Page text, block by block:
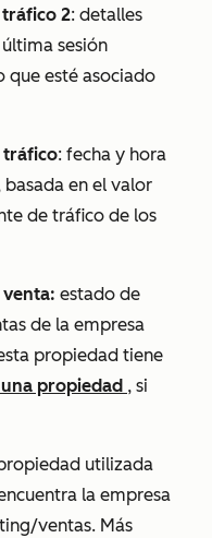
2: detalles
sesión
que esté asociado
tráfico: fecha y hora
en el valor
de tráfico de los
estado de
de la empresa
propiedad tiene
propiedad , si
utilizada
la empresa
ventas. Más